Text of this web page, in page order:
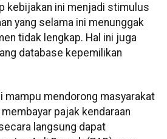
kebijakan ini menjadi stimulus
yang selama ini menunggak
tidak lengkap. Hal ini juga
database kepemilikan
mampu mendorong masyarakat
pajak kendaraan
langsung dapat